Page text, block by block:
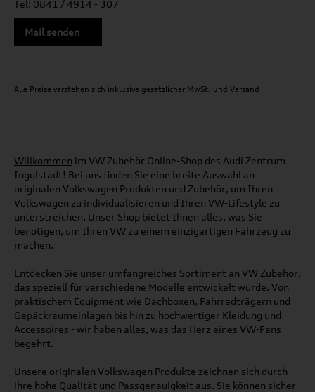
Tel: 0841 / 4914 - 307
Mail senden
Alle Preise verstehen sich inklusive gesetzlicher MwSt. und Versand
Willkommen im VW Zubehör Online-Shop des Audi Zentrum
Ingolstadt! Bei uns finden Sie eine breite Auswahl an
originalen Volkswagen Produkten und Zubehör, um Ihren
Volkswagen zu individualisieren und Ihren VW-Lifestyle zu
unterstreichen. Unser Shop bietet Ihnen alles, was Sie
benötigen, um Ihren VW zu einem einzigartigen Fahrzeug zu
machen.
Entdecken Sie unser umfangreiches Sortiment an VW Zubehör,
das speziell für verschiedene Modelle entwickelt wurde. Von
praktischem Equipment wie Dachboxen, Fahrradträgern und
Gepäckraumeinlagen bis hin zu hochwertiger Kleidung und
Accessoires - wir haben alles, was das Herz eines VW-Fans
begehrt.
Unsere originalen Volkswagen Produkte zeichnen sich durch
ihre hohe Qualität und Passgenauigkeit aus. Sie können sicher